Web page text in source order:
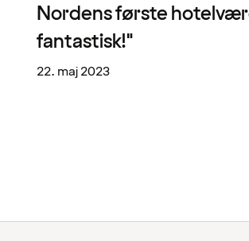
Nordens første
fantastisk!"
22. maj 2023